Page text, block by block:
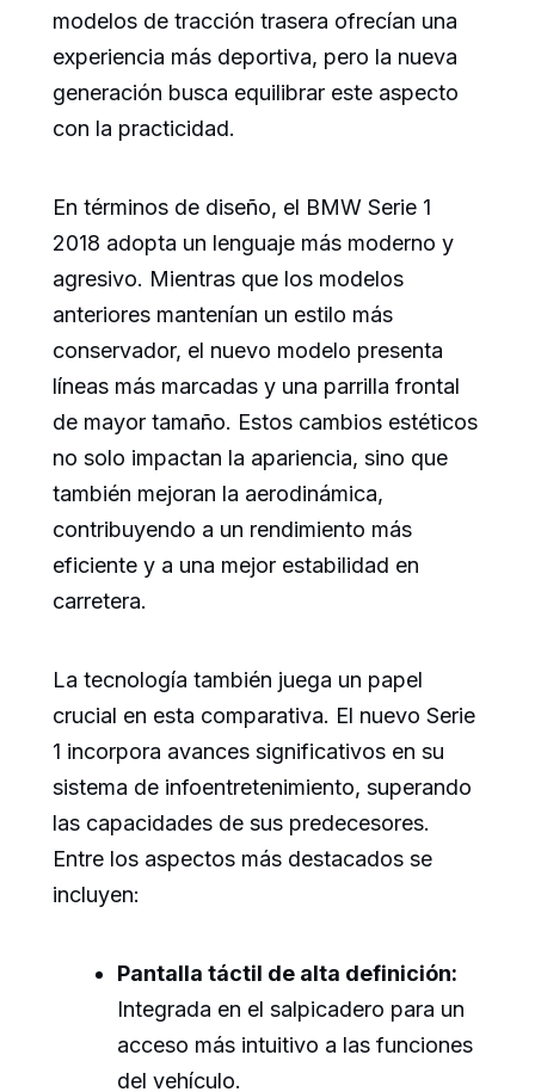
modelos de tracción trasera ofrecían una
experiencia más deportiva, pero la nueva
generación busca equilibrar este aspecto
con la practicidad.
En términos de diseño, el BMW Serie 1
2018 adopta un lenguaje más moderno y
agresivo. Mientras que los modelos
anteriores mantenían un estilo más
conservador, el nuevo modelo presenta
líneas más marcadas y una parrilla frontal
de mayor tamaño. Estos cambios estéticos
no solo impactan la apariencia, sino que
también mejoran la aerodinámica,
contribuyendo a un rendimiento más
eficiente y a una mejor estabilidad en
carretera.
La tecnología también juega un papel
crucial en esta comparativa. El nuevo Serie
1 incorpora avances significativos en su
sistema de infoentretenimiento, superando
las capacidades de sus predecesores.
Entre los aspectos más destacados se
incluyen:
Pantalla táctil de alta definición:
Integrada en el salpicadero para un
acceso más intuitivo a las funciones
del vehículo.